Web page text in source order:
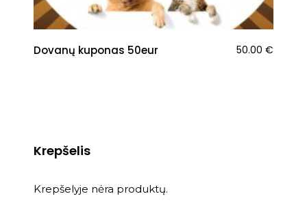
Dovanų kuponas 50eur 50.00 €
Krepšelis
Krepšelyje nėra produktų.